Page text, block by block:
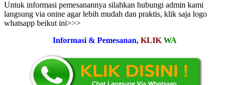
Untuk informasi pemesanannya silahkan hubungi admin kami
langsung via onine agar lebih mudah dan praktis, klik saja logo
whatsapp beikut ini>>>
Informasi & Pemesanan, KLIK WA